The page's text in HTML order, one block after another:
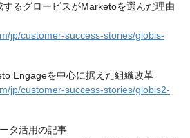
るグロービスがMarketoを選んだ理由
jp/customer-success-stories/globis-
Engageを中心に据えた組織改革
jp/customer-success-stories/globis2-
タ活用の記事